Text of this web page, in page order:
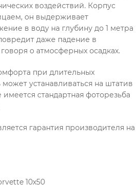
воздействий. Корпус
он выдерживает
в воду на глубину до 1 метра
даже падение в
о атмосферных осадках.
при длительных
устанавливаться на штатив
имеется стандартная фоторезьба
гарантия производителя на
10x50